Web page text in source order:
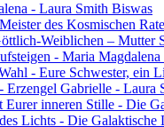
- Laura Smith Biswas
des Kosmischen
Weiblichen – Mutter
- Maria
- Eure Schwester, ein
Erzengel Gabrielle - Laura
Eurer inneren Stille - Die
Lichts - Die